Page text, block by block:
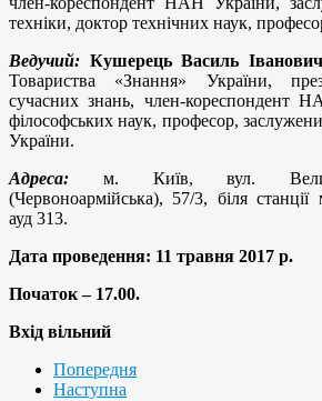
техніки, доктор технічних наук,
Ведучий: Кушерець Василь Іванович
Товариства «Знання» України,
сучасних знань, член-кореспондент
філософських наук, професор,
України.
Адреса: м. Київ, вул. Велика
(Червоноармійська), 57/3, біля станції
ауд 313.
Дата проведення: 11 травня 2017 р.
Початок – 17.00.
Вхід вільний
Попередня
Наступна